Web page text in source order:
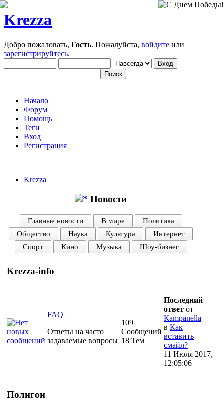
Krezza
Добро пожаловать, Гость. Пожалуйста, войдите или
зарегистрируйтесь.
Начало
Форум
Помощь
Теги
Вход
Регистрация
Krezza
Новости
Главные новости В мире
Политика
Общество
Наука Культура
Интернет
Спорт
Кино Музыка Шоу-бизнес
Krezza-info
FAQ
Ответы на часто
задаваемые вопросы
109
Сообщений
18 Тем
Последний
ответ от
Кampanella
в Как
вставить
смайл?
11 Июля 2017,
12:05:06
Полигон